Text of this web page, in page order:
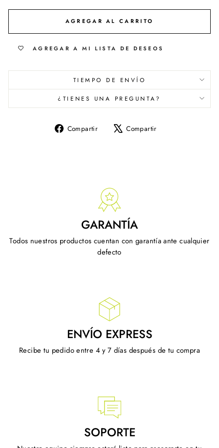
Selection will add$ 0.00 to the price
AGREGAR AL CARRITO
AGREGAR A MI LISTA DE DESEOS
TIEMPO DE ENVÍO
¿TIENES UNA PREGUNTA?
Compartir
CompartirCompartir
GARANTÍA
Todos nuestros productos cuentan con garantía ante cualquier
defecto
ENVÍO EXPRESS
Recibe tu pedido entre 4 y 7 días después de tu compra
SOPORTE